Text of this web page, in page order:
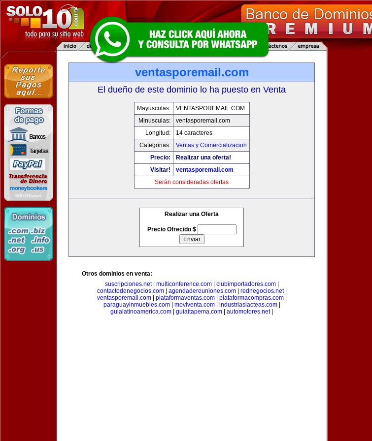
ventasporemail.com
El dueño de este dominio lo ha puesto en Venta
Mayusculas:
VENTASPOREMAIL.COM
Minusculas:
ventasporemail.com
Longitud:
14 caracteres
Categorias:
Ventas y Comercializacion
Precio:
Realizar una oferta!
Visitar!
ventasporemail.com
Serán consideradas ofertas
Realizar una Oferta
Precio Ofrecido $
Otros dominios en venta:
suscripciones.net| multiconference.com| clubimportadores.com|
contactodenegocios.com| agendadereuniones.com| rednegocios.net|
ventasporemail.com| plataformaventas.com| plataformacompras.com|
paraguayinmuebles.com| moviventa.com| industriaslacteas.com|
guialatinoamerica.com
guiaitapema.com automotores.net|